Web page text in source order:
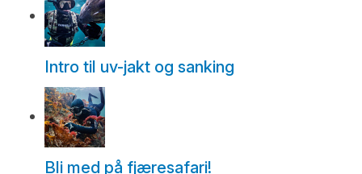
Intro til uv-jakt og sanking
Bli med på fjæresafari!